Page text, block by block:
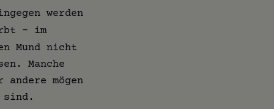
werden
- im
Mund nicht
Manche
mögen
sind.